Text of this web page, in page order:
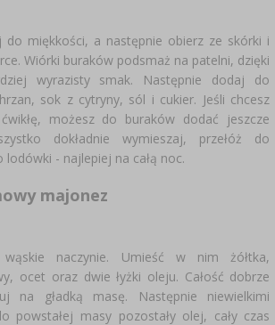
miękkości, a następnie obierz ze skórki i
Wiórki buraków podsmaż na patelni, dzięki
wyrazisty smak. Następnie dodaj do
sok z cytryny, sól i cukier. Jeśli chcesz
możesz do buraków dodać jeszcze
dokładnie wymieszaj, przełóż do
lodówki - najlepiej na całą noc.
majonez
wąskie naczynie. Umieść w nim żółtka,
ocet oraz dwie łyżki oleju. Całość dobrze
na gładką masę. Następnie niewielkimi
powstałej masy pozostały olej, cały czas